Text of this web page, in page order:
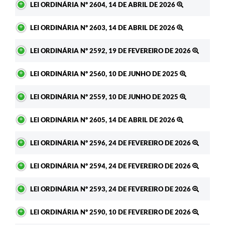
LEI ORDINÁRIA Nº 2604, 14 DE ABRIL DE 2026
LEI ORDINÁRIA Nº 2603, 14 DE ABRIL DE 2026
LEI ORDINÁRIA Nº 2592, 19 DE FEVEREIRO DE 2026
LEI ORDINÁRIA Nº 2560, 10 DE JUNHO DE 2025
LEI ORDINÁRIA Nº 2559, 10 DE JUNHO DE 2025
LEI ORDINÁRIA Nº 2605, 14 DE ABRIL DE 2026
LEI ORDINÁRIA Nº 2596, 24 DE FEVEREIRO DE 2026
LEI ORDINÁRIA Nº 2594, 24 DE FEVEREIRO DE 2026
LEI ORDINÁRIA Nº 2593, 24 DE FEVEREIRO DE 2026
LEI ORDINÁRIA Nº 2590, 10 DE FEVEREIRO DE 2026